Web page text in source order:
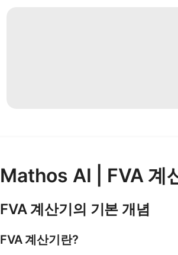
Mathos AI | FVA 계
FVA 계산기의 기본 개념
FVA 계산기란?